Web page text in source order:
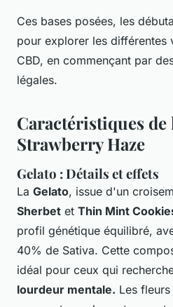
Ces bases posées, les
pour explorer les différentes
CBD, en commençant par
légales.
Caractéristiques de
Strawberry Haze
Gelato : Détails et effets
La Gelato, issue d'un
Sherbet et Thin Mint
profil génétique équilibré,
40% de Sativa. Cette
idéal pour ceux qui
lourdeur mentale. Les